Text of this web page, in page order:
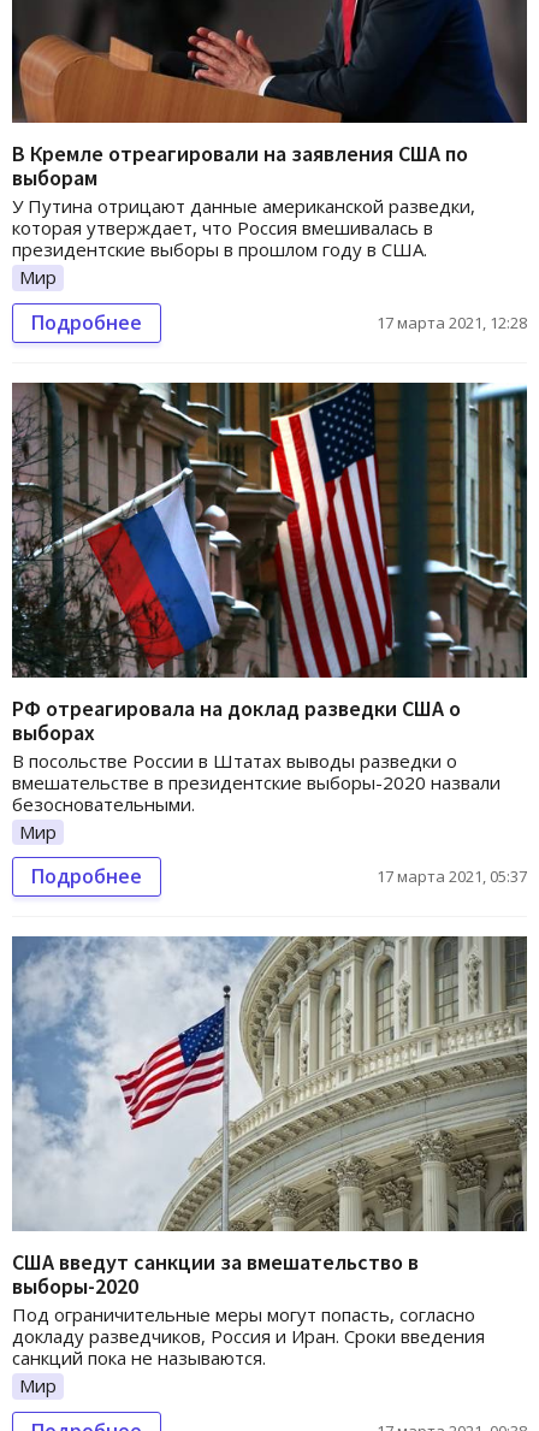
В Кремле отреагировали на заявления США по
выборам
У Путина отрицают данные американской разведки,
которая утверждает, что Россия вмешивалась в
президентские выборы в прошлом году в США.
Мир
Подробнее 17 марта 2021, 12:28
РФ отреагировала на доклад разведки США о
выборах
В посольстве России в Штатах выводы разведки о
вмешательстве в президентские выборы-2020 назвали
безосновательными.
Мир
Подробнее 17 марта 2021, 05:37
США введут санкции за вмешательство в
выборы-2020
Под ограничительные меры могут попасть, согласно
докладу разведчиков, Россия и Иран. Сроки введения
санкций пока не называются.
Мир